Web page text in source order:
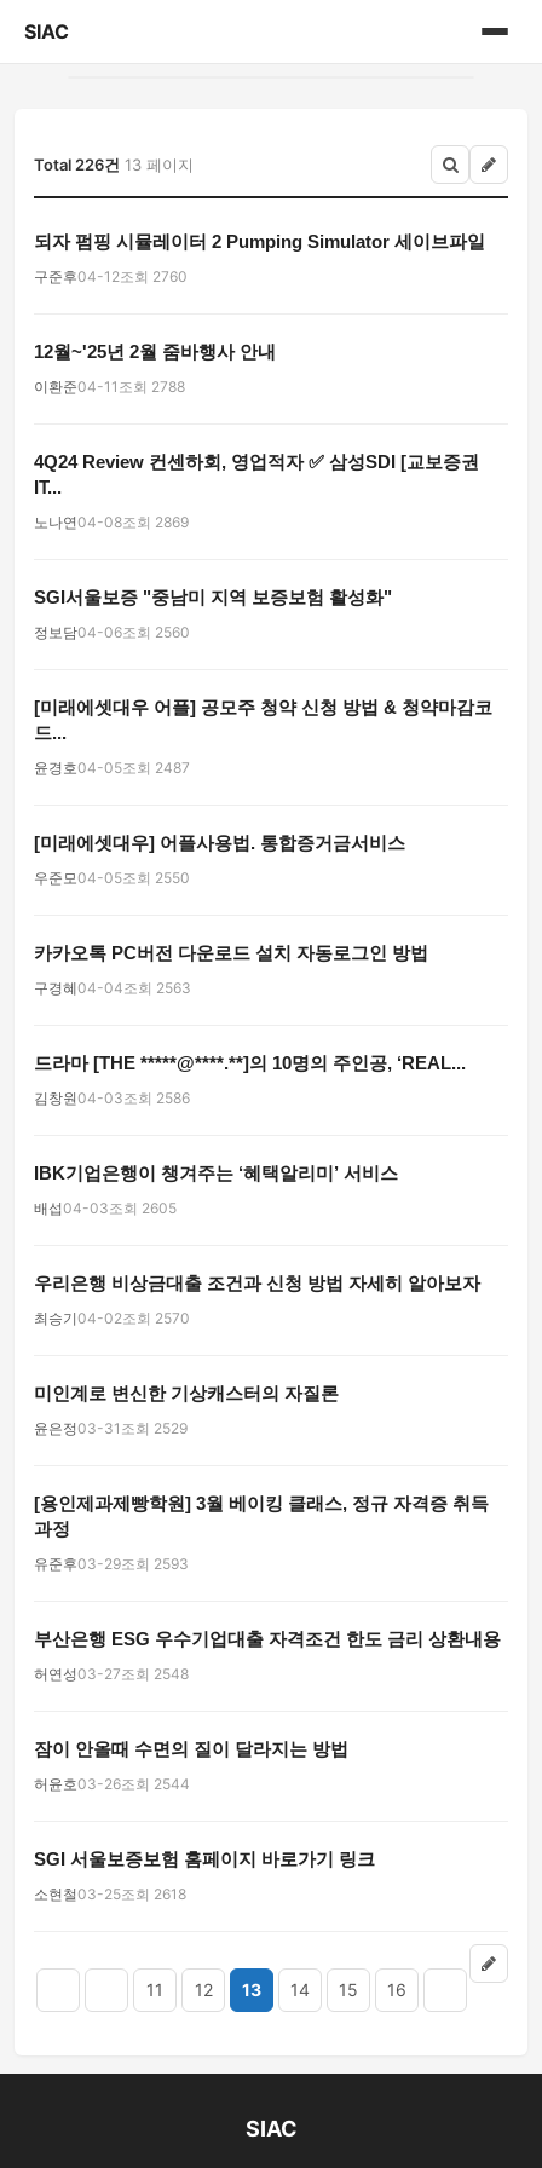
SIAC
게시판
Total 226건 13 페이지
되자 펌핑 시뮬레이터 2 Pumping Simulator 세이브파일
구준후04-12조회 2760
12월~'25년 2월 줌바행사 안내
이환준04-11 조회 2788
4Q24 Review 컨센하회, 영업적자 ✅ 삼성SDI [교보증권
IT...
노나연04-08조회 2869
SGI서울보증 "중남미 지역 보증보험 활성화"
정보담04-06조회 2560
[미래에셋대우 어플] 공모주 청약 신청 방법 & 청약마감코
드...
윤경호04-05조회 2487
[미래에셋대우] 어플사용법. 통합증거금서비스
우준모04-05조회 2550
카카오톡 PC버전 다운로드 설치 자동로그인 방법
구경혜04-04조회 2563
드라마 [THE *****@****.**]의 10명의 주인공, ‘REAL...
김창원04-03조회 2586
IBK기업은행이 챙겨주는 ‘혜택알리미’ 서비스
배섭04-03조회 2605
우리은행 비상금대출 조건과 신청 방법 자세히 알아보자
최승기04-02조회 2570
미인계로 변신한 기상캐스터의 자질론
윤은정03-31 조회 2529
[용인제과제빵학원] 3월 베이킹 클래스, 정규 자격증 취득
과정
유준후03-29조회 2593
부산은행 ESG 우수기업대출 자격조건 한도 금리 상환내용
허연성03-27조회 2548
잠이 안올때 수면의 질이 달라지는 방법
허윤호03-26조회 2544
SGI 서울보증보험 홈페이지 바로가기 링크
소현철03-25조회 2618
11 12 13 14 15 16
SIAC